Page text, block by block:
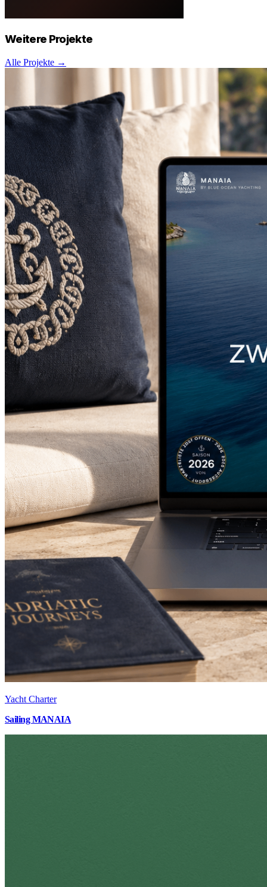
Weitere Projekte
Alle Projekte →
Yacht Charter
Sailing MANAIA